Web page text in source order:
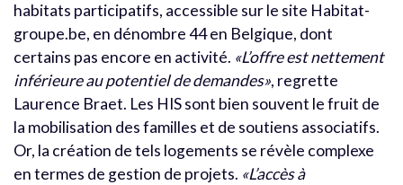
habitats participatifs, accessible sur le site Habitat-
groupe.be, en dénombre 44 en Belgique, dont
certains pas encore en activité. «L’offre est nettement
inférieure au potentiel de demandes», regrette
Laurence Braet. Les HIS sont bien souvent le fruit de
la mobilisation des familles et de soutiens associatifs.
Or, la création de tels logements se révèle complexe
en termes de gestion de projets. «L’accès à